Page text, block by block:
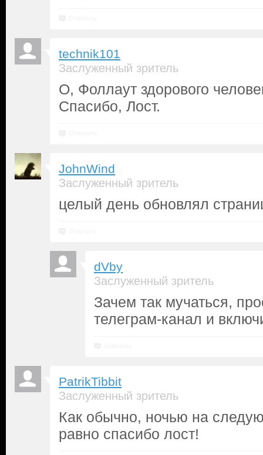
technik101
Заслуженный зритель
О, Фоллаут здорового
Спасибо, Лост.
JohnWind
Заслуженный зритель
целый день обновлял
dVby
Заслуженный зритель
Зачем так мучаться,
телеграм-канал и
PatrikTibbit
Заслуженный зритель
Как обычно, ночью на
равно спасибо лост!